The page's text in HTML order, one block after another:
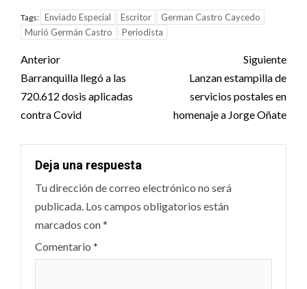
Tags: Enviado Especial Escritor
German Castro Caycedo
Murió Germán Castro
Periodista
Post
navigation
Anterior
Barranquilla llegó a las
720.612 dosis aplicadas
contra Covid
Siguiente
Lanzan estampilla de
servicios postales en
homenaje a Jorge Oñate
Deja una respuesta
Tu dirección de correo electrónico no será
publicada. Los campos obligatorios están
marcados con*
Comentario *